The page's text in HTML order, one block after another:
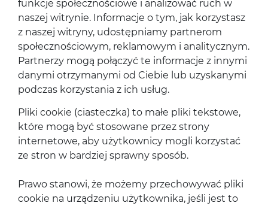
funkcje społecznościowe i analizować ruch w
naszej witrynie. Informacje o tym, jak korzystasz
z naszej witryny, udostępniamy partnerom
społecznościowym, reklamowym i analitycznym.
Partnerzy mogą połączyć te informacje z innymi
danymi otrzymanymi od Ciebie lub uzyskanymi
podczas korzystania z ich usług.
Pliki cookie (ciasteczka) to małe pliki tekstowe,
które mogą być stosowane przez strony
internetowe, aby użytkownicy mogli korzystać
ze stron w bardziej sprawny sposób.
Prawo stanowi, że możemy przechowywać pliki
cookie na urządzeniu użytkownika, jeśli jest to